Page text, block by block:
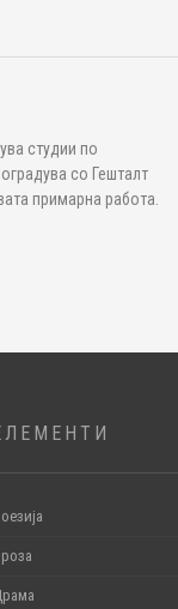
студии по
со Гешталт
примарна работа.